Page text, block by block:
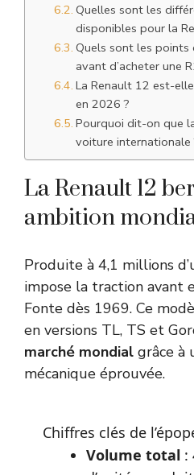
Quelles sont les
disponibles pour la
Quels sont les points
avant d’acheter une
La Renault 12 est-
en 2026 ?
Pourquoi dit-on que
voiture internationale
La Renault 12
ambition
Produite à 4,1 millions
impose la traction avant
Fonte dès 1969. Ce
en versions TL, TS et
marché mondial grâce à
mécanique éprouvée.
Chiffres clés de
Volume total :